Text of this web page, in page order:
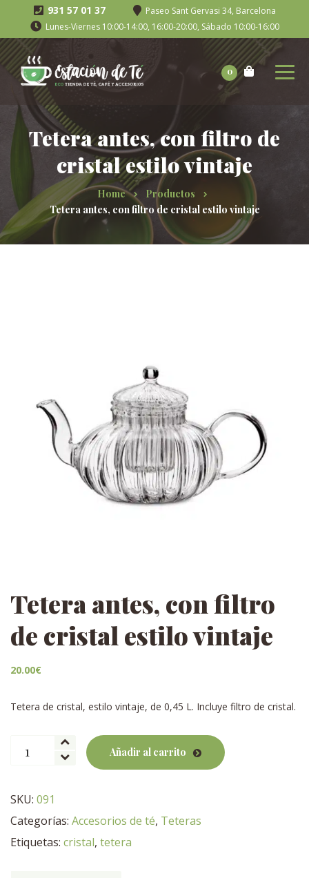
931 57 01 37
Paseo Sant Gervasi 34, Barcelona
Lunes-Viernes 10:00-14:00, 16:00-20:00, Sábado 10:00-16:00
0
Tetera antes, con filtro de
cristal estilo vintaje
Home
Productos
Tetera antes, con filtro de cristal estilo vintaje
Tetera antes, con filtro
de cristal estilo vintaje
20.00€
Tetera de cristal, estilo vintaje, de 0,45 L. Incluye filtro de cristal.
antes,
de
cristal
estilo
Añadir al carrito
SKU: 091
Categorías: Accesorios de té, Teteras
Etiquetas: cristal, tetera